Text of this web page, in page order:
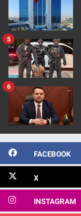
5
6
FACEBOOK
X
INSTAGRAM